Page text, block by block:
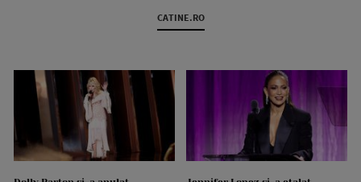
CATINE.RO